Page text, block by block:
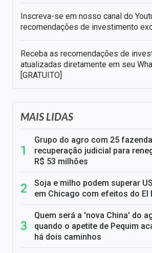
Inscreva-se em nosso canal do
recomendações de investimento
Receba as recomendações de
atualizadas diretamente em seu
[GRATUITO]
MAIS LIDAS
Grupo do agro com 25
recuperação judicial para
R$ 53 milhões
Soja e milho podem superar
em Chicago com efeitos do El
Quem será a 'nova China' do
quando o apetite de Pequim
há dois caminhos